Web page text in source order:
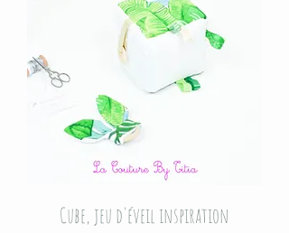
Cube, jeu d'éveil inspiration